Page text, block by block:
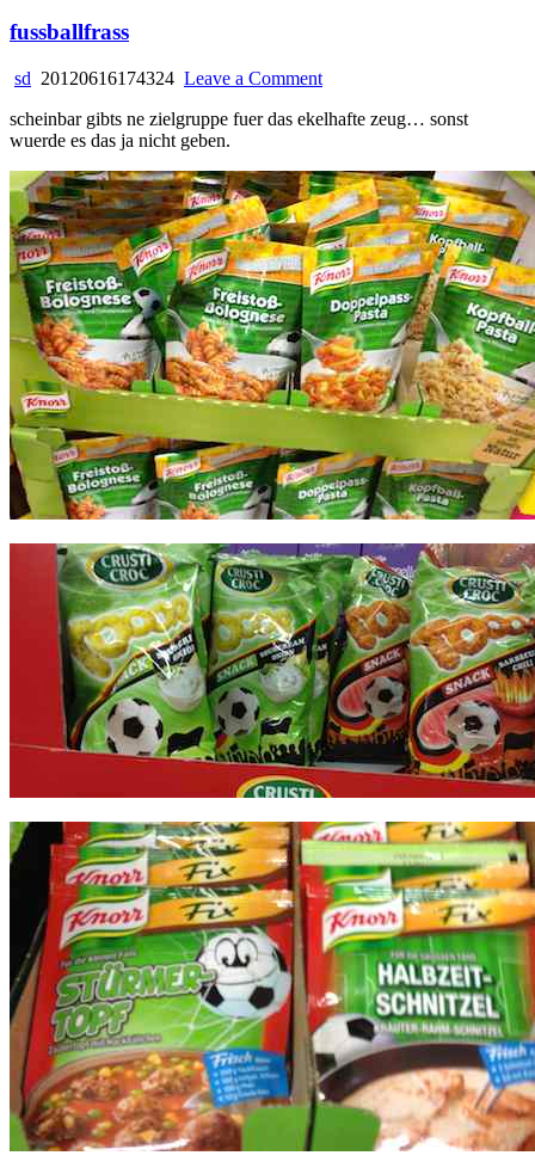
fussballfrass
sd 20120616174324 Leave a Commenton
scheinbar gibts ne zielgruppe fuer das ekelhafte zeug… sonst
wuerde es das ja nicht geben.